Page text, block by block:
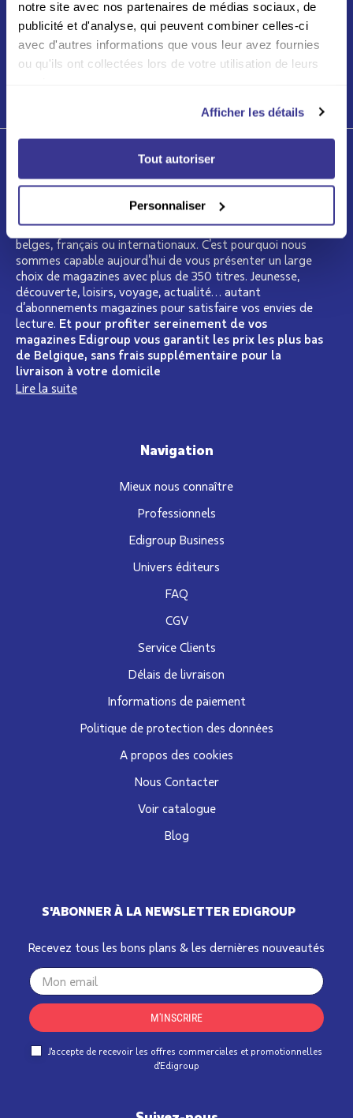
notre site avec nos partenaires de médias sociaux, de
publicité et d'analyse, qui peuvent combiner celles-ci
avec d'autres informations que vous leur avez fournies
ou qu'ils ont collectées lors de votre utilisation de leurs
Afficher les détails
Tout autoriser
Personnaliser
2012, Asendia s'appuie sur un réseau mondial vers
plus de 200 destinations aux quatres coins du
monde
Qui sommes-nous ?
spécialiste de la presse en Belgique. Nous regroupons
dans notre catalogue les plus grands éditeurs de presse
belges, français ou internationaux. C’est pourquoi nous
sommes capable aujourd’hui de vous présenter un large
choix de magazines avec plus de 350 titres. Jeunesse,
découverte, loisirs, voyage, actualité… autant
d’abonnements magazines pour satisfaire vos envies de
lecture. Et pour profiter sereinement de vos
magazines Edigroup vous garantit les prix les plus bas
de Belgique, sans frais supplémentaire pour la
livraison à votre domicile
Lire la suite
S'ABONNER À LA NEWSLETTER EDIGROUP
Recevez tous les bons plans & les dernières nouveautés
Your
email
M'INSCRIRE
J'accepte de recevoir les offres commerciales et promotionnelles
d'Edigroup
Navigation
Mieux nous connaître
Professionnels
Edigroup Business
Univers éditeurs
FAQ
CGV
Service Clients
Délais de livraison
Informations de paiement
Politique de protection des données
A propos des cookies
Nous Contacter
Voir catalogue
Blog